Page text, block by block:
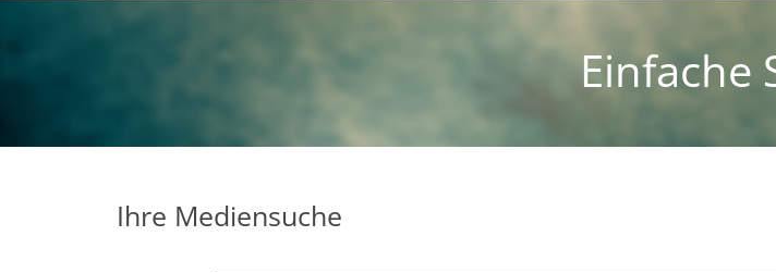
Einfache
Ihre Mediensuche